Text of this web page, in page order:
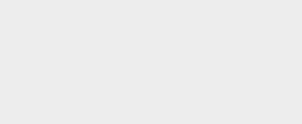
u mreži
(RIO) (